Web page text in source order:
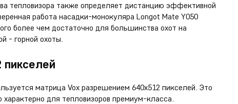
тепловизора также определяет дистанцию эффективной
работа насадки-монокуляра Longot Mate Y050
более чем достаточно для большинства охот на
- горной охоты.
матрица Vox разрешением 640х512 пикселей. Это
для тепловизоров премиум-класса.